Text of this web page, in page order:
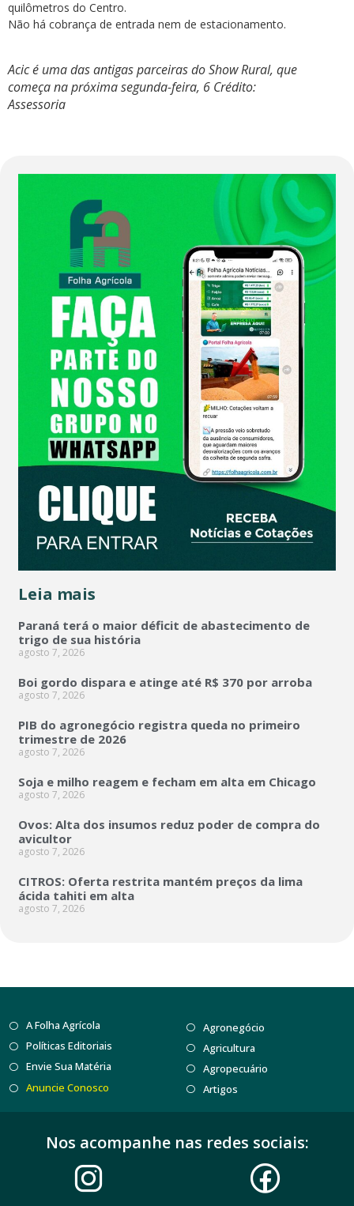
quilômetros do Centro.
Não há cobrança de entrada nem de estacionamento.
Acic é uma das antigas parceiras do Show Rural, que
começa na próxima segunda-feira, 6 Crédito:
Assessoria
Leia mais
Paraná terá o maior déficit de abastecimento de
trigo de sua história
agosto 7, 2026
Boi gordo dispara e atinge até R$ 370 por arroba
agosto 7, 2026
PIB do agronegócio registra queda no primeiro
trimestre de 2026
agosto 7, 2026
Soja e milho reagem e fecham em alta em Chicago
agosto 7, 2026
Ovos: Alta dos insumos reduz poder de compra do
avicultor
agosto 7, 2026
CITROS: Oferta restrita mantém preços da lima
ácida tahiti em alta
agosto 7, 2026
A Folha Agrícola
Políticas Editoriais
Envie Sua Matéria
Anuncie Conosco
Agronegócio
Agricultura
Agropecuário
Artigos
Nos acompanhe nas redes sociais: